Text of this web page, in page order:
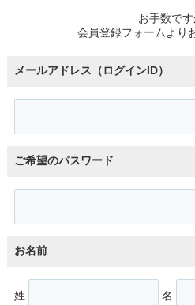
お手数です
会員登録フォームより
メールアドレス（ログインID）
ご希望のパスワード
お名前
姓 名